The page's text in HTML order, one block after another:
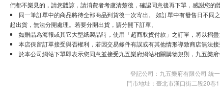
們都不樂見的，請您體諒，請消費者考慮清楚後，確認同意後再下單，感謝您的
同一筆訂單中的商品將待全部商品到貨後一次寄出。 如訂單中有發售日不同
起出貨，無法分開處理。若要分開出貨，請分開下訂單。
如贈品為海報或其它大型紙製品時，使用「超商取貨付款」之訂單，將以摺
本店保留訂單接受與否權利，若因交易條件有誤或有其他情形導致商店無法
於本公司網站下單即表示您同意並接受九五樂府網站相關購物規則，九五樂
登記公司：九五樂府有限公司 統
門市地址：臺北市漢口街二段20